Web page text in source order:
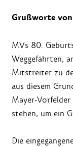
Grußworte
MVs 80.
Weggefährten,
Mitstreiter zu
aus diesem
Mayer-
stehen, um ein
Die